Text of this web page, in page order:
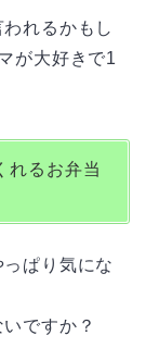
れるかもし
が大好きで1
れるお弁当
ぱり気にな
いですか？